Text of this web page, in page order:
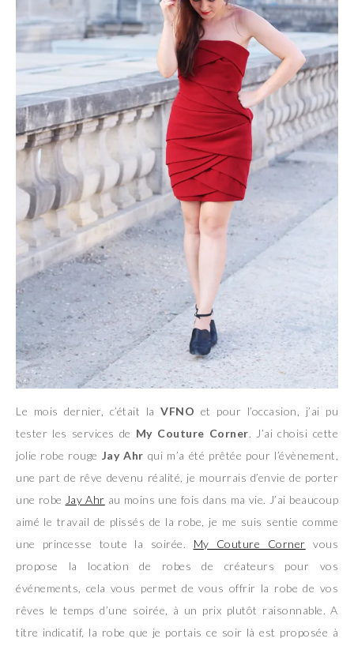
Le mois dernier, c’était la VFNO et pour l’occasion, j’ai pu
tester les services de My Couture Corner. J’ai choisi cette
jolie robe rouge Jay Ahr qui m’a été prêtée pour l’évènement,
une part de rêve devenu réalité, je mourrais d’envie de porter
une robe Jay Ahr au moins une fois dans ma vie. J’ai beaucoup
aimé le travail de plissés de la robe, je me suis sentie comme
une princesse toute la soirée. My Couture Corner vous
propose la location de robes de créateurs pour vos
événements, cela vous permet de vous offrir la robe de vos
rêves le temps d’une soirée, à un prix plutôt raisonnable. A
titre indicatif, la robe que je portais ce soir là est proposée à